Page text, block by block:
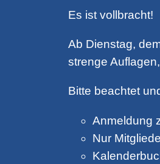
Es ist vollbracht!
Ab Dienstag,
strenge
Bitte beachtet
Anmeldung
Nur